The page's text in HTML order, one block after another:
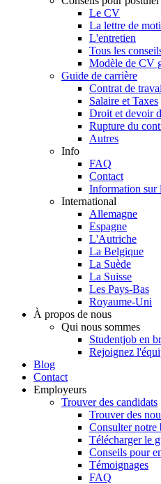
Le CV
La lettre de
L'entretien
Tous les
Modèle de CV
Guide de carrière
Contrat de
Salaire et Taxes
Droit et devoir
Rupture du
Autres
Info
FAQ
Contact
Information sur
International
Allemagne
Espagne
L'Autriche
La Belgique
La Suède
La Suisse
Les Pays-Bas
Royaume-Uni
À propos de nous
Qui nous sommes
Studentjob en
Rejoignez
Blog
Contact
Employeurs
Trouver des candidats
Trouver des
Consulter notre
Télécharger le
Conseils pour
Témoignages
FAQ